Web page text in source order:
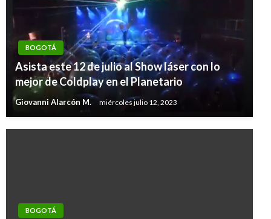
BOGOTÁ
Asista este 12 de julio al Show láser con lo
mejor de Coldplay en el Planetario
Giovanni Alarcón M. miércoles julio 12, 2023
BOGOTÁ